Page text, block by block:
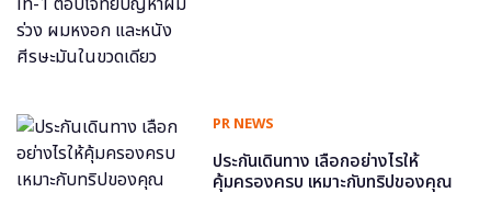
PR NEWS
ประกันเดินทาง เลือกอย่างไรให้
คุ้มครองครบ เหมาะกับทริปของคุณ